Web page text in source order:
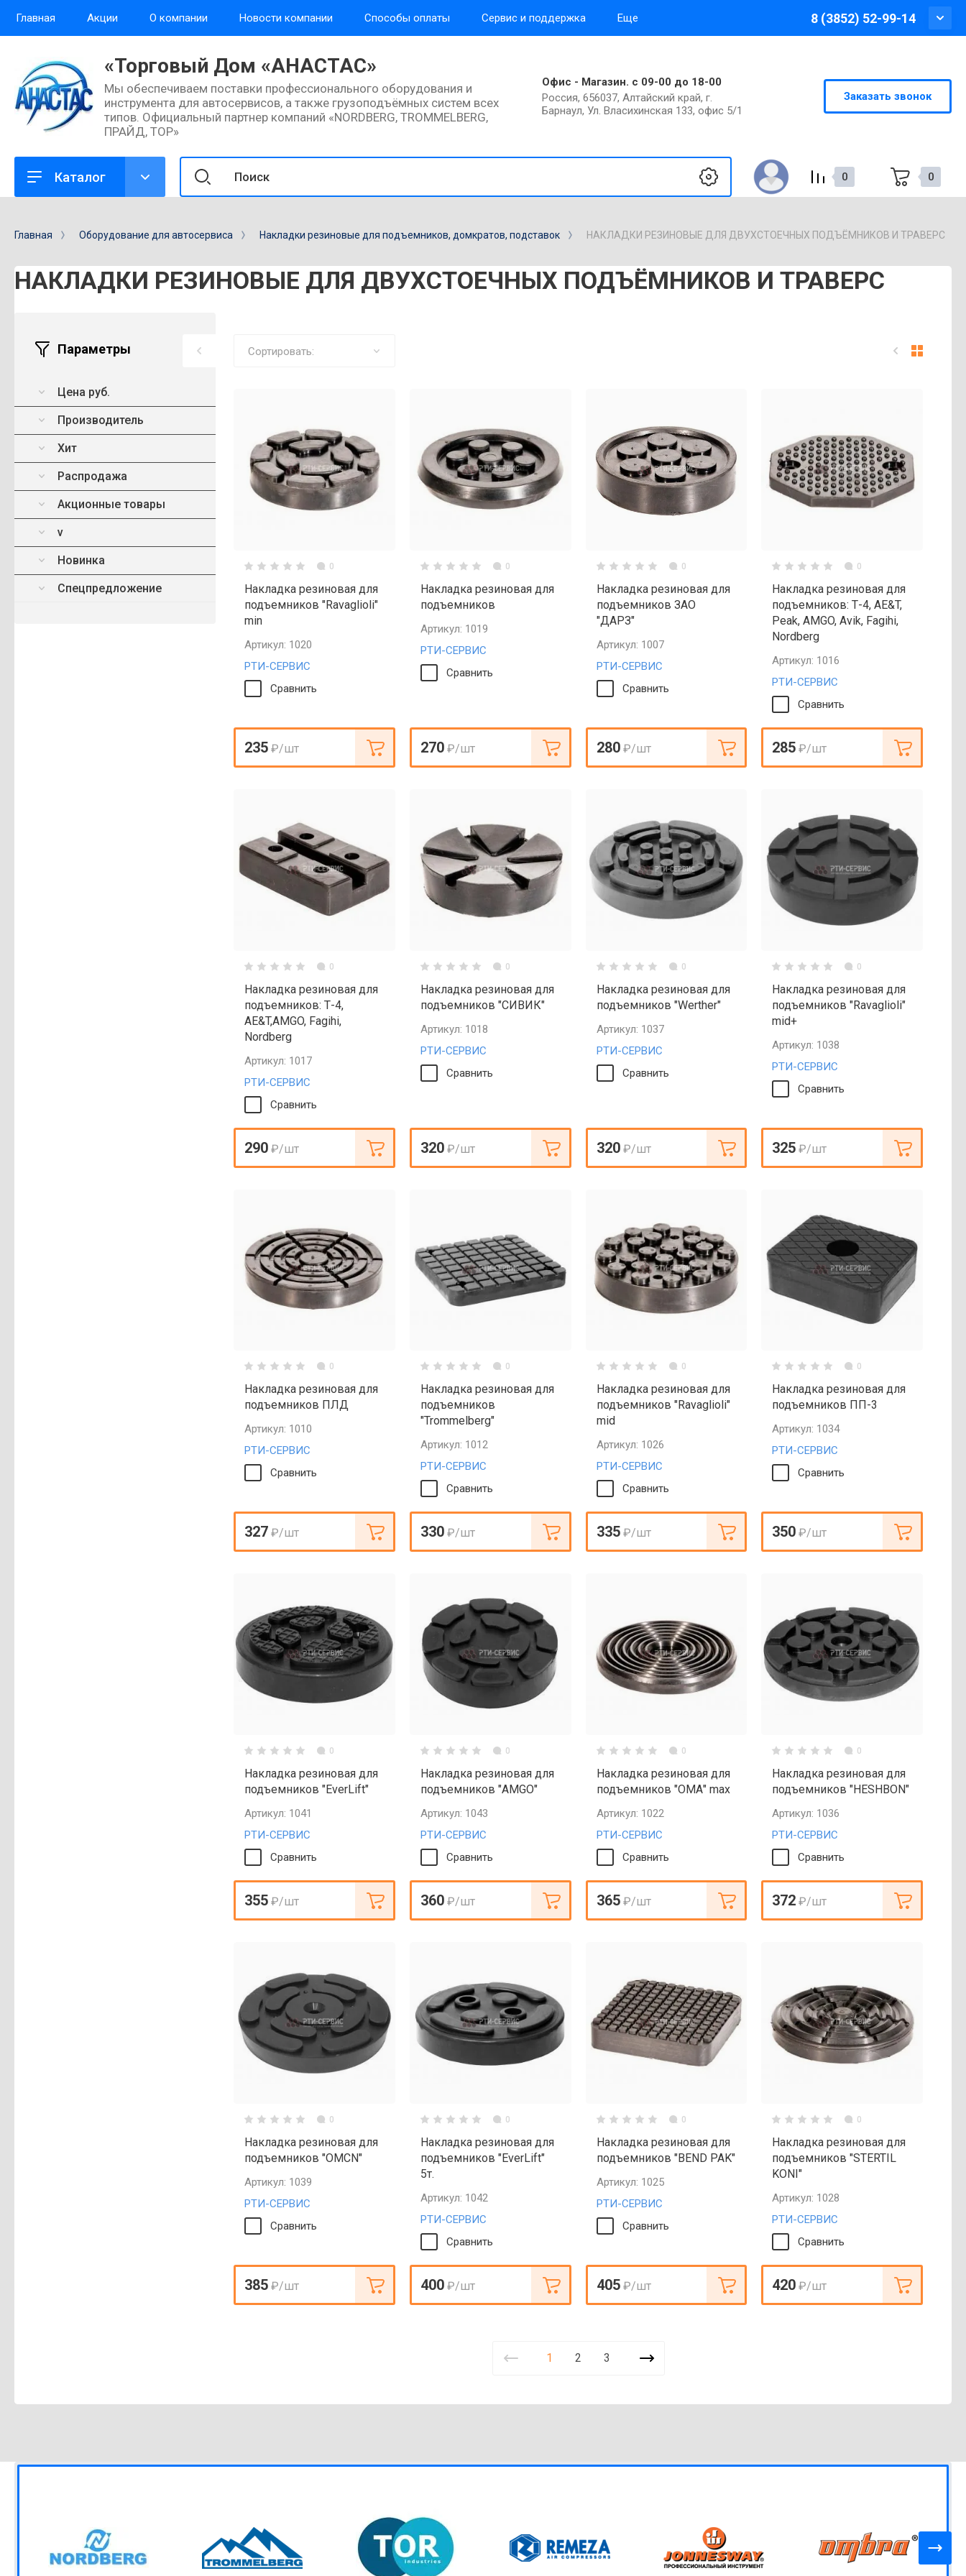
назад
О компании
Общие сведения о компании
Контакты
Учредительные документы
назад
Сервис и поддержка
Доставка товаров
Обмен и возврат товара
Ремонт и услуги
Гарантия
Главная Акции О компании Новости компании Способы оплаты Сервис и поддержка Еще 8 (3852) 52-99-14
«Торговый Дом «АНАСТАС»
Мы обеспечиваем поставки профессионального оборудования и
инструмента для автосервисов, а также грузоподъёмных систем всех
типов. Официальный партнер компаний «NORDBERG, TROMMELBERG,
ПРАЙД, ТОР»
Офис - Магазин. с 09-00 до 18-00
Россия, 656037, Алтайский край, г.
Барнаул, Ул. Власихинская 133, офис 5/1
Заказать звонок
Каталог 0 0
Главная Оборудование для автосервиса Накладки резиновые для подъемников, домкратов, подставок НАКЛАДКИ РЕЗИНОВЫЕ ДЛЯ ДВУХСТОЕЧНЫХ ПОДЪЁМНИКОВ И ТРАВЕРС
НАКЛАДКИ РЕЗИНОВЫЕ ДЛЯ ДВУХСТОЕЧНЫХ ПОДЪЁМНИКОВ И ТРАВЕРС
Параметры
Цена руб.
Производитель
Хит
Распродажа
Акционные товары
v
Новинка
Спецпредложение
Сортировать:
0
Накладка резиновая для
подъемников "Ravaglioli"
min
Артикул: 1020
РТИ-СЕРВИС
Сравнить
235 ₽/шт
0
Накладка резиновая для
подъемников
Артикул: 1019
РТИ-СЕРВИС
Сравнить
270 ₽/шт
0
Накладка резиновая для
подъемников ЗАО
"ДАРЗ"
Артикул: 1007
РТИ-СЕРВИС
Сравнить
280 ₽/шт
0
Накладка резиновая для
подъемников: Т-4, AE&T,
Peak, AMGO, Avik, Fagihi,
Nordberg
Артикул: 1016
РТИ-СЕРВИС
Сравнить
285 ₽/шт
0
Накладка резиновая для
подъемников: Т-4,
AE&T,AMGO, Fagihi,
Nordberg
Артикул: 1017
РТИ-СЕРВИС
Сравнить
290 ₽/шт
0
Накладка резиновая для
подъемников "СИВИК"
Артикул: 1018
РТИ-СЕРВИС
Сравнить
320 ₽/шт
0
Накладка резиновая для
подъемников "Werther"
Артикул: 1037
РТИ-СЕРВИС
Сравнить
320 ₽/шт
0
Накладка резиновая для
подъемников "Ravaglioli"
mid+
Артикул: 1038
РТИ-СЕРВИС
Сравнить
325 ₽/шт
0
Накладка резиновая для
подъемников ПЛД
Артикул: 1010
РТИ-СЕРВИС
Сравнить
327 ₽/шт
0
Накладка резиновая для
подъемников
"Trommelberg"
Артикул: 1012
РТИ-СЕРВИС
Сравнить
330 ₽/шт
0
Накладка резиновая для
подъемников "Ravaglioli"
mid
Артикул: 1026
РТИ-СЕРВИС
Сравнить
335 ₽/шт
0
Накладка резиновая для
подъемников ПП-3
Артикул: 1034
РТИ-СЕРВИС
Сравнить
350 ₽/шт
0
Накладка резиновая для
подъемников "EverLift"
Артикул: 1041
РТИ-СЕРВИС
Сравнить
355 ₽/шт
0
Накладка резиновая для
подъемников "AMGO"
Артикул: 1043
РТИ-СЕРВИС
Сравнить
360 ₽/шт
0
Накладка резиновая для
подъемников "ОМА" max
Артикул: 1022
РТИ-СЕРВИС
Сравнить
365 ₽/шт
0
Накладка резиновая для
подъемников "HESHBON"
Артикул: 1036
РТИ-СЕРВИС
Сравнить
372 ₽/шт
0
Накладка резиновая для
подъемников "OMCN"
Артикул: 1039
РТИ-СЕРВИС
Сравнить
385 ₽/шт
0
Накладка резиновая для
подъемников "EverLift"
5т.
Артикул: 1042
РТИ-СЕРВИС
Сравнить
400 ₽/шт
0
Накладка резиновая для
подъемников "BEND PAK"
Артикул: 1025
РТИ-СЕРВИС
Сравнить
405 ₽/шт
0
Накладка резиновая для
подъемников "STERTIL
KONI"
Артикул: 1028
РТИ-СЕРВИС
Сравнить
420 ₽/шт
1 2 3